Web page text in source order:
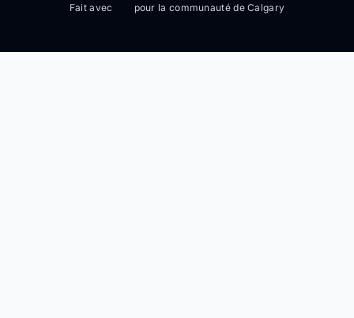
Fait avec pour la communauté de Calgary